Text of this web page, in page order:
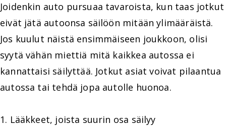
Joidenkin auto pursuaa tavaroista, kun taas jotkut
eivät jätä autoonsa säilöön mitään ylimääräistä.
Jos kuulut näistä ensimmäiseen joukkoon, olisi
syytä vähän miettiä mitä kaikkea autossa ei
kannattaisi säilyttää. Jotkut asiat voivat pilaantua
autossa tai tehdä jopa autolle huonoa.
1. Lääkkeet, joista suurin osa säilyy